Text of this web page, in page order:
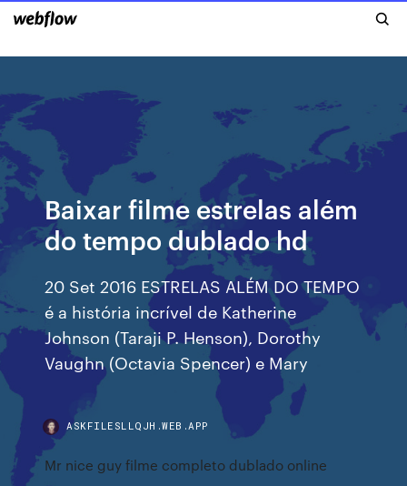
Baixar filme estrelas além
do tempo dublado hd
20 Set 2016 ESTRELAS ALÉM DO TEMPO
é a história incrível de Katherine
Johnson (Taraji P. Henson), Dorothy
Vaughn (Octavia Spencer) e Mary
ASKFILESLLQJH.WEB.APP
Mr nice guy filme completo dublado online